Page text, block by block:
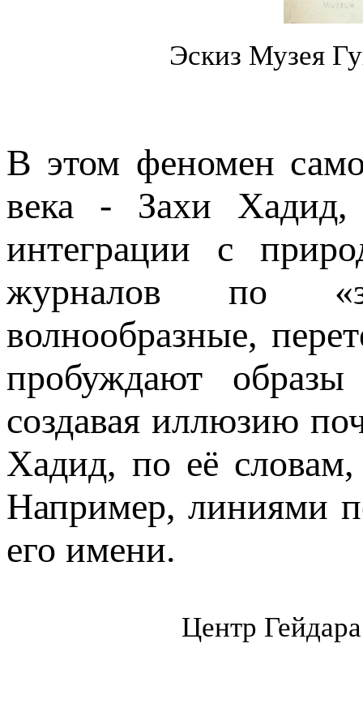
Эскиз Музея
В этом феномен
века - Захи Хадид,
интеграции с
журналов по
волнообразные,
пробуждают
создавая иллюзию
Хадид, по её словам,
Например, линиями
его имени.
Центр